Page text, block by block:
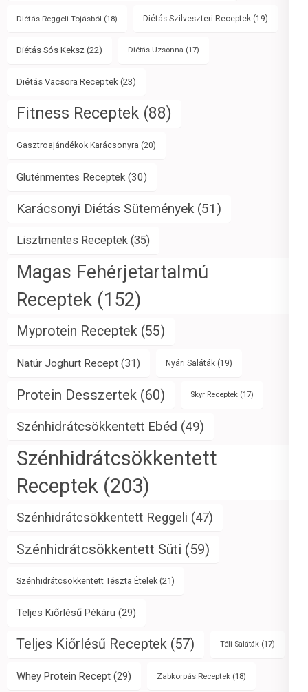
Diétás Reggeli Tojásból (18) Diétás Szilveszteri Receptek (19)
Diétás Sós Keksz (22) Diétás Uzsonna (17)
Diétás Vacsora Receptek (23)
Fitness Receptek (88)
Gasztroajándékok Karácsonyra (20)
Gluténmentes Receptek (30)
Karácsonyi Diétás Sütemények (51)
Lisztmentes Receptek (35)
Magas Fehérjetartalmú
Receptek (152)
Myprotein Receptek (55)
Natúr Joghurt Recept (31) Nyári Saláták (19)
Protein Desszertek (60) Skyr Receptek (17)
Szénhidrátcsökkentett Ebéd (49)
Szénhidrátcsökkentett
Receptek (203)
Szénhidrátcsökkentett Reggeli (47)
Szénhidrátcsökkentett Süti (59)
Szénhidrátcsökkentett Tészta Ételek (21)
Teljes Kiőrlésű Pékáru (29)
Teljes Kiőrlésű Receptek (57) Téli Saláták (17)
Whey Protein Recept (29) Zabkorpás Receptek (18)